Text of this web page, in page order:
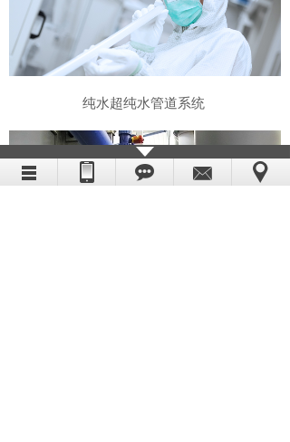
纯水超纯水管道系统